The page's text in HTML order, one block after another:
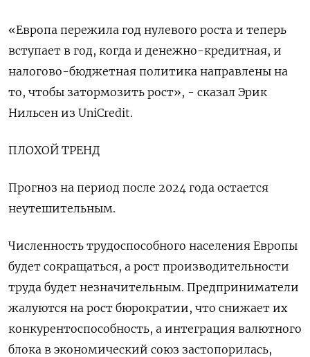
«Европа пережила год нулевого роста и теперь
вступает в год, когда и денежно-кредитная, и
налогово-бюджетная политика направлены на
то, чтобы затормозить рост», - сказал Эрик
Нильсен из UniCredit.
ПЛОХОЙ ТРЕНД
Прогноз на период после 2024 года остается
неутешительным.
Численность трудоспособного населения Европы
будет сокращаться, а рост производительности
труда будет незначительным. Предприниматели
жалуются на рост бюрократии, что снижает их
конкурентоспособность, а интеграция валютного
блока в экономический союз застопорилась,